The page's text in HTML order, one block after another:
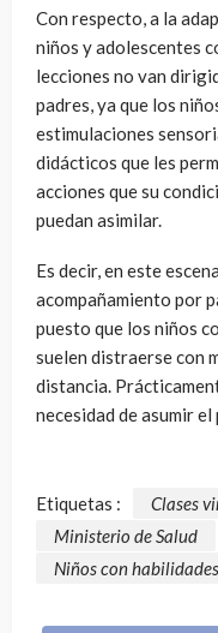
Con respecto, a la
niños y adolescentes
lecciones no van
padres, ya que los
estimulaciones
didácticos que les
acciones que su
puedan asimilar.
Es decir, en este
acompañamiento por
puesto que los niños
suelen distraerse con
distancia.
necesidad de asumir
Etiquetas : Clases
Ministerio de Salud
Niños con